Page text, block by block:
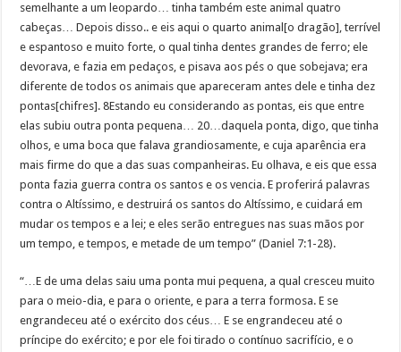
semelhante a um leopardo… tinha também este animal quatro
cabeças… Depois disso.. e eis aqui o quarto animal[o dragão], terrível
e espantoso e muito forte, o qual tinha dentes grandes de ferro; ele
devorava, e fazia em pedaços, e pisava aos pés o que sobejava; era
diferente de todos os animais que apareceram antes dele e tinha dez
pontas[chifres]. 8Estando eu considerando as pontas, eis que entre
elas subiu outra ponta pequena… 20…daquela ponta, digo, que tinha
olhos, e uma boca que falava grandiosamente, e cuja aparência era
mais firme do que a das suas companheiras. Eu olhava, e eis que essa
ponta fazia guerra contra os santos e os vencia. E proferirá palavras
contra o Altíssimo, e destruirá os santos do Altíssimo, e cuidará em
mudar os tempos e a lei; e eles serão entregues nas suas mãos por
um tempo, e tempos, e metade de um tempo” (Daniel 7:1-28).
“…E de uma delas saiu uma ponta mui pequena, a qual cresceu muito
para o meio-dia, e para o oriente, e para a terra formosa. E se
engrandeceu até o exército dos céus… E se engrandeceu até o
príncipe do exército; e por ele foi tirado o contínuo sacrifício, e o